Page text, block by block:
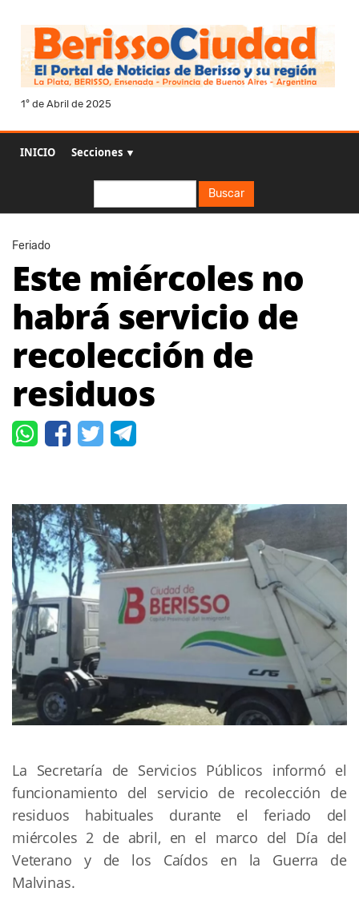
1° de Abril de 2025
INICIO Secciones ▼
Buscar
Feriado
Este miércoles no
habrá servicio de
recolección de
residuos
La Secretaría de Servicios Públicos informó el
funcionamiento del servicio de recolección de
residuos habituales durante el feriado del
miércoles 2 de abril, en el marco del Día del
Veterano y de los Caídos en la Guerra de
Malvinas.